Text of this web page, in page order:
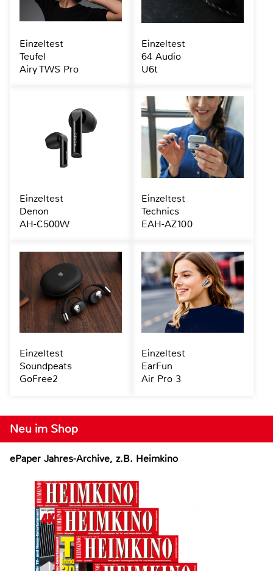
Neu im Shop
ePaper Jahres-Archive, z.B. Heimkino
Einzeltest
Teufel
Airy TWS Pro
Einzeltest
64 Audio
U6t
Einzeltest
Denon
AH-C500W
Einzeltest
Technics
EAH-AZ100
Einzeltest
Soundpeats
GoFree2
Einzeltest
EarFun
Air Pro 3